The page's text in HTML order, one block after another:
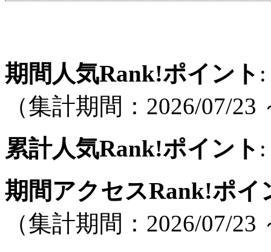
期間人気Rank!ポイント
（集計期間：2026/07/23
累計人気Rank!ポイント
期間アクセスRank!ポイ
（集計期間：2026/07/23